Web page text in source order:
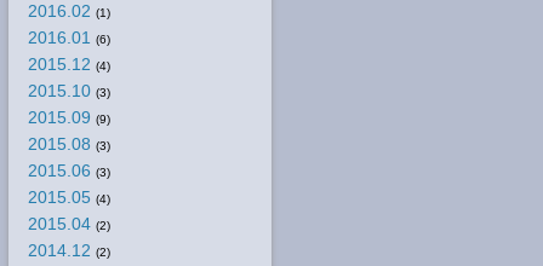
2016.02 (1)
2016.01 (6)
2015.12 (4)
2015.10 (3)
2015.09 (9)
2015.08 (3)
2015.06 (3)
2015.05 (4)
2015.04 (2)
2014.12 (2)